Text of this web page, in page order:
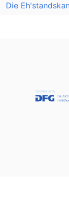
Die